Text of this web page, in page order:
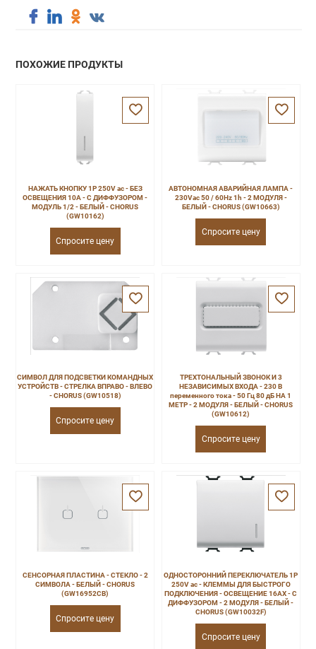
ПОХОЖИЕ ПРОДУКТЫ
НАЖАТЬ КНОПКУ 1P 250V ac - БЕЗ
ОСВЕЩЕНИЯ 10A - С ДИФФУЗОРОМ -
МОДУЛЬ 1/2 - БЕЛЫЙ - CHORUS
(GW10162)
Спросите цену
АВТОНОМНАЯ АВАРИЙНАЯ ЛАМПА -
230Vac 50 / 60Hz 1h - 2 МОДУЛЯ -
БЕЛЫЙ - CHORUS (GW10663)
Спросите цену
СИМВОЛ ДЛЯ ПОДСВЕТКИ КОМАНДНЫХ
УСТРОЙСТВ - СТРЕЛКА ВПРАВО - ВЛЕВО
- CHORUS (GW10518)
Спросите цену
ТРЕХТОНАЛЬНЫЙ ЗВОНОК И 3
НЕЗАВИСИМЫХ ВХОДА - 230 В
переменного тока - 50 Гц 80 дБ НА 1
МЕТР - 2 МОДУЛЯ - БЕЛЫЙ - CHORUS
(GW10612)
Спросите цену
СЕНСОРНАЯ ПЛАСТИНА - СТЕКЛО - 2
СИМВОЛА - БЕЛЫЙ - CHORUS
(GW16952CB)
Спросите цену
ОДНОСТОРОННИЙ ПЕРЕКЛЮЧАТЕЛЬ 1P
250V ac - КЛЕММЫ ДЛЯ БЫСТРОГО
ПОДКЛЮЧЕНИЯ - ОСВЕЩЕНИЕ 16AX - С
ДИФФУЗОРОМ - 2 МОДУЛЯ - БЕЛЫЙ -
CHORUS (GW10032F)
Спросите цену